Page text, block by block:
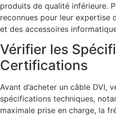
produits de qualité inférieure.
reconnues pour leur expertise
et des accessoires
Vérifier les
Certifications
Avant d’acheter un câble DVI,
spécifications techniques,
maximale prise en charge, la